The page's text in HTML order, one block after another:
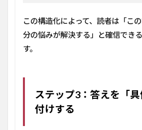
3.1
文章
を書
する
時間
はど
この構造化によって、読者は「こ
分の悩みが解決する」と確信でき
す。
ステップ3：答えを「
付けする